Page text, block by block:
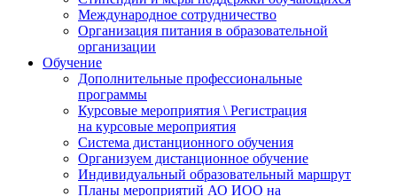
Международное сотрудничество
Организация питания в образовательной
организации
Обучение
Дополнительные профессиональные
программы
Курсовые мероприятия \ Регистрация
на курсовые мероприятия
Система дистанционного обучения
Организуем дистанционное обучение
Индивидуальный образовательный маршрут
Планы мероприятий АО ИОО на